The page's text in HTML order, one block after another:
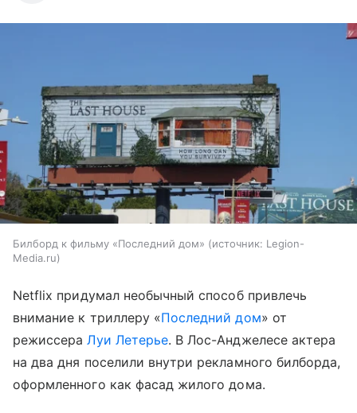
Билборд к фильму «Последний дом» источник: Legion-
Media.ru
Netflix придумал необычный способ привлечь
внимание к триллеру «Последний дом» от
режиссераЛуи Летерье. В Лос-Анджелесе актера
на два дня поселили внутри рекламного билборда,
оформленного как фасад жилого дома.